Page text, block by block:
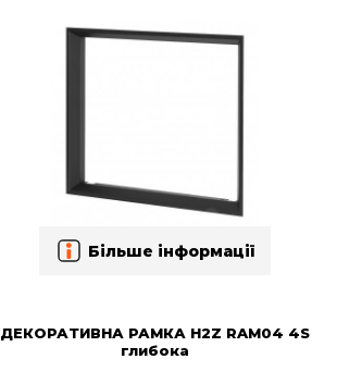
Більше інформації
ДЕКОРАТИВНА РАМКА H2Z RAM04 4S
глибока